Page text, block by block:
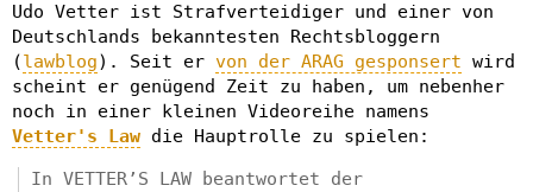
Udo Vetter ist Strafverteidiger und einer von
Deutschlands bekanntesten Rechtsbloggern
(lawblog). Seit er von der ARAG gesponsert wird
scheint er genügend Zeit zu haben, um nebenher
noch in einer kleinen Videoreihe namens
Vetter's Law die Hauptrolle zu spielen:
In VETTER’S LAW beantwortet der